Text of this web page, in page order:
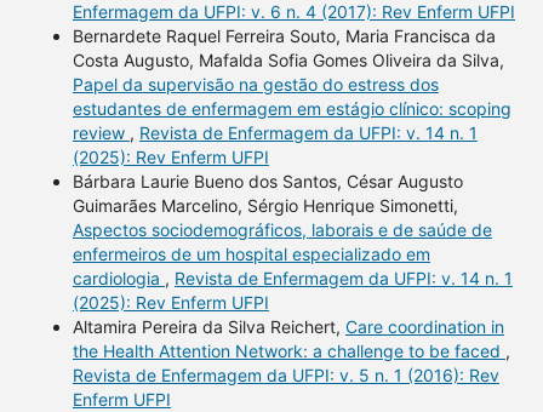
Enfermagem da UFPI: v. 6 n. 4 (2017): Rev Enferm UFPI
Bernardete Raquel Ferreira Souto, Maria Francisca da
Costa Augusto, Mafalda Sofia Gomes Oliveira da Silva,
Papel da supervisão na gestão do estress dos
estudantes de enfermagem em estágio clínico: scoping
review , Revista de Enfermagem da UFPI: v. 14 n. 1
(2025): Rev Enferm UFPI
Bárbara Laurie Bueno dos Santos, César Augusto
Guimarães Marcelino, Sérgio Henrique Simonetti,
Aspectos sociodemográficos, laborais e de saúde de
enfermeiros de um hospital especializado em
cardiologia , Revista de Enfermagem da UFPI: v. 14 n. 1
(2025): Rev Enferm UFPI
Altamira Pereira da Silva Reichert, Care coordination in
the Health Attention Network: a challenge to be faced ,
Revista de Enfermagem da UFPI: v. 5 n. 1 (2016): Rev
Enferm UFPI